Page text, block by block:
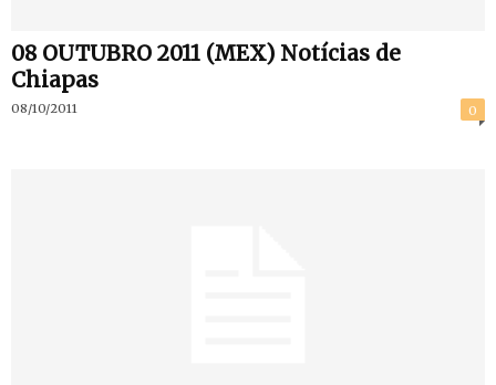
08 OUTUBRO 2011 (MEX) Notícias de
Chiapas
08/10/2011 0